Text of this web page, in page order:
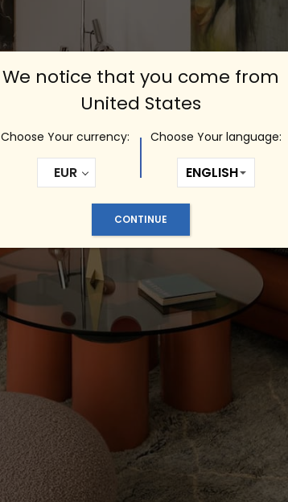
We notice that you come from
United States
Choose Your currency:
EUR
Choose Your language:
CONTINUE